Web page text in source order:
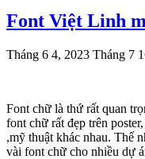
Font Việt Linh
Tháng 6 4, 2023 Tháng 7
Font chữ là thứ rất quan
font chữ rất đẹp trên
,mỹ thuật khác nhau. Thế
vài font chữ cho nhiều dự